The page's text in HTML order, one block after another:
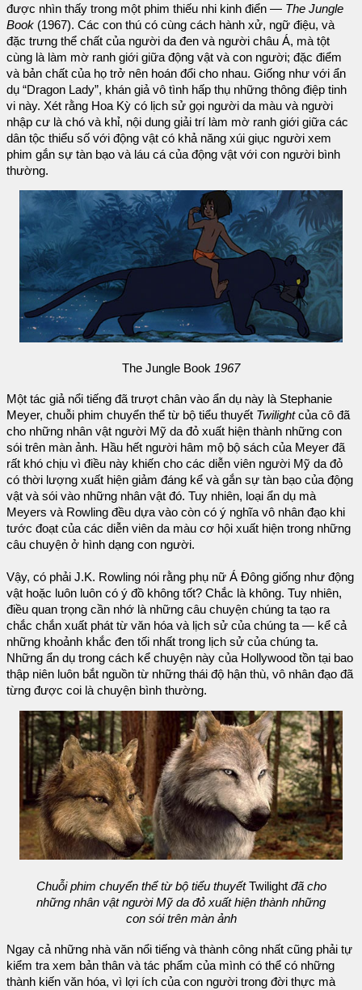
được nhìn thấy trong một phim thiếu nhi kinh điển — The Jungle
Book (1967). Các con thú có cùng cách hành xử, ngữ điệu, và
đặc trưng thể chất của người da đen và người châu Á, mà tột
cùng là làm mờ ranh giới giữa động vật và con người; đặc điểm
và bản chất của họ trở nên hoán đổi cho nhau. Giống như với ẩn
dụ “Dragon Lady”, khán giả vô tình hấp thụ những thông điệp tinh
vi này. Xét rằng Hoa Kỳ có lịch sử gọi người da màu và người
nhập cư là chó và khỉ, nội dung giải trí làm mờ ranh giới giữa các
dân tộc thiểu số với động vật có khả năng xúi giục người xem
phim gắn sự tàn bạo và láu cá của động vật với con người bình
thường.
The Jungle Book 1967
Một tác giả nổi tiếng đã trượt chân vào ẩn dụ này là Stephanie
Meyer, chuỗi phim chuyển thể từ bộ tiểu thuyết Twilightcủa cô đã
cho những nhân vật người Mỹ da đỏ xuất hiện thành những con
sói trên màn ảnh. Hầu hết người hâm mộ bộ sách của Meyer đã
rất khó chịu vì điều này khiến cho các diễn viên người Mỹ da đỏ
có thời lượng xuất hiện giảm đáng kể và gắn sự tàn bạo của động
vật và sói vào những nhân vật đó. Tuy nhiên, loại ẩn dụ mà
Meyers và Rowling đều dựa vào còn có ý nghĩa vô nhân đạo khi
tước đoạt của các diễn viên da màu cơ hội xuất hiện trong những
câu chuyện ở hình dạng con người.
Vậy, có phải J.K. Rowling nói rằng phụ nữ Á Đông giống như động
vật hoặc luôn luôn có ý đồ không tốt? Chắc là không. Tuy nhiên,
điều quan trọng cần nhớ là những câu chuyện chúng ta tạo ra
chắc chắn xuất phát từ văn hóa và lịch sử của chúng ta — kể cả
những khoảnh khắc đen tối nhất trong lịch sử của chúng ta.
Những ẩn dụ trong cách kể chuyện này của Hollywood tồn tại bao
thập niên luôn bắt nguồn từ những thái độ hận thù, vô nhân đạo đã
từng được coi là chuyện bình thường.
Chuỗi phim chuyển thể từ bộ tiểu thuyếtTwilight đã cho
những nhân vật người Mỹ da đỏ xuất hiện thành những
con sói trên màn ảnh
Ngay cả những nhà văn nổi tiếng và thành công nhất cũng phải tự
kiểm tra xem bản thân và tác phẩm của mình có thể có những
thành kiến văn hóa, vì lợi ích của con người trong đời thực mà